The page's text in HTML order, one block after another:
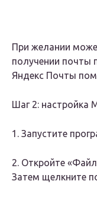
При желании
получении почты
Яндекс Почты
Шаг 2: настройка
1. Запустите
2. Откройте
Затем щелкните